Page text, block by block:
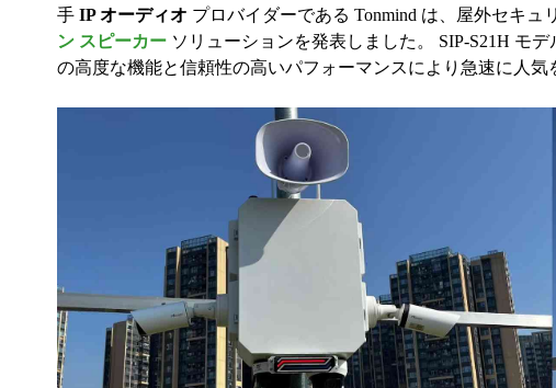
手IP オーディオ プロバイダーである Tonmind は、屋外セキ
ン スピーカー ソリューションを発表しました。 SIP-S21H モ
の高度な機能と信頼性の高いパフォーマンスにより急速に人気